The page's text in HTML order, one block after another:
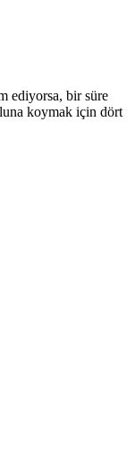
ediyorsa, bir süre
koymak için dört